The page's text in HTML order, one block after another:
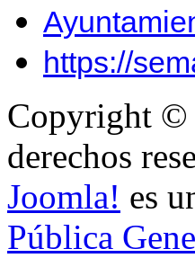
https://
Copyright ©
derechos
Joomla! es
Pública